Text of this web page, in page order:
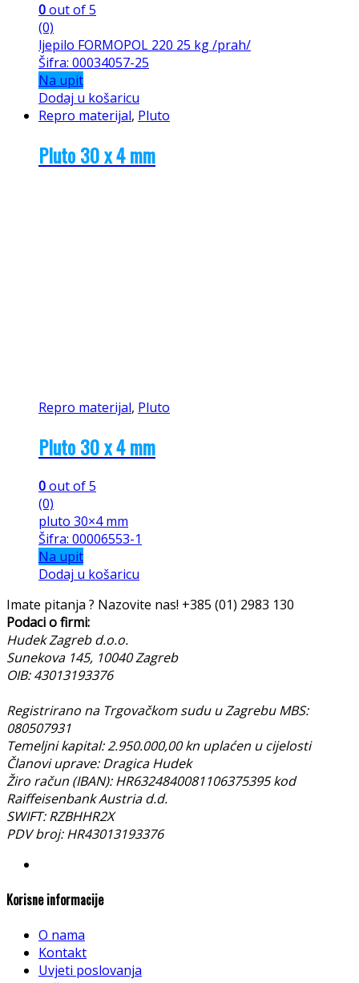
0out of 5
(0)
ljepilo FORMOPOL 220 25 kg /prah/
Šifra: 00034057-25
Na upit
Dodaj u košaricu
Repro materijal, Pluto
Pluto 30 x 4 mm
Repro materijal, Pluto
Pluto 30 x 4 mm
0out of 5
(0)
pluto 30×4 mm
Šifra: 00006553-1
Na upit
Dodaj u košaricu
Imate pitanja ? Nazovite nas! +385 (01) 2983 130
Podaci o firmi:
Hudek Zagreb d.o.o.
Sunekova 145, 10040 Zagreb
OIB: 43013193376
Registrirano na Trgovačkom sudu u Zagrebu MBS:
080507931
Temeljni kapital: 2.950.000,00 kn uplaćen u cijelosti
Članovi uprave: Dragica Hudek
Žiro račun (IBAN): HR6324840081106375395 kod
Raiffeisenbank Austria d.d.
SWIFT: RZBHHR2X
PDV broj: HR43013193376
Korisne informacije
O nama
Kontakt
Uvjeti poslovanja